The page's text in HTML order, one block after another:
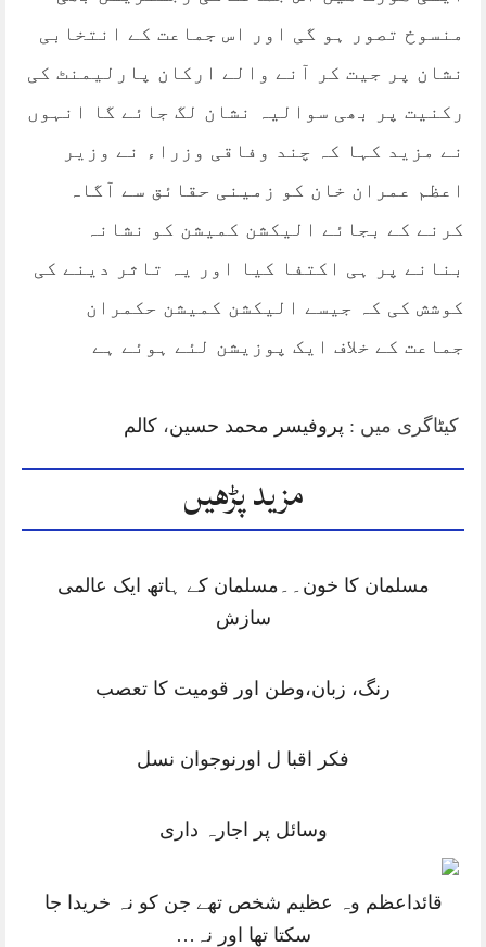
منسوخ تصور ہو گی اور اس جماعت کے انتخابی
نشان پر جیت کر آنے والے ارکان پارلیمنٹ کی
رکنیت پر بھی سوالیہ نشان لگ جائے گا انہوں
نے مزید کہا کہ چند وفاقی وزراء نے وزیر
اعظم عمران خان کو زمینی حقائق سے آگاہ
کرنے کے بجائے الیکشن کمیشن کو نشانہ
بنانے پر ہی اکتفا کیا اور یہ تاثر دینے کی
کوشش کی کہ جیسے الیکشن کمیشن حکمران
جماعت کے خلاف ایک پوزیشن لئے ہوئے ہے
کیٹاگری میں : پروفیسر محمد حسین، کالم
مزید پڑھیں
مسلمان کا خون۔۔مسلمان کے ہاتھ ایک عالمی
سازش
رنگ، زبان،وطن اور قومیت کا تعصب
فکر اقبا ل اورنوجوان نسل
وسائل پر اجارہ داری
قائداعظم وہ عظیم شخص تھے جن کو نہ خریدا جا
سکتا تھا اور نہ…